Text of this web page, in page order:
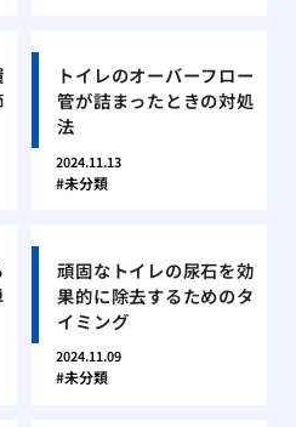
トイレのオーバーフロー
管が詰まったときの対処
法
2024.11.13
未分類
頑固なトイレの尿石を効
果的に除去するためのタ
イミング
2024.11.09
未分類